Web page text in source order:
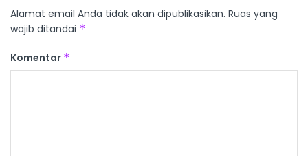
Alamat email Anda tidak akan dipublikasikan. Ruas yang
wajib ditandai *
Komentar *